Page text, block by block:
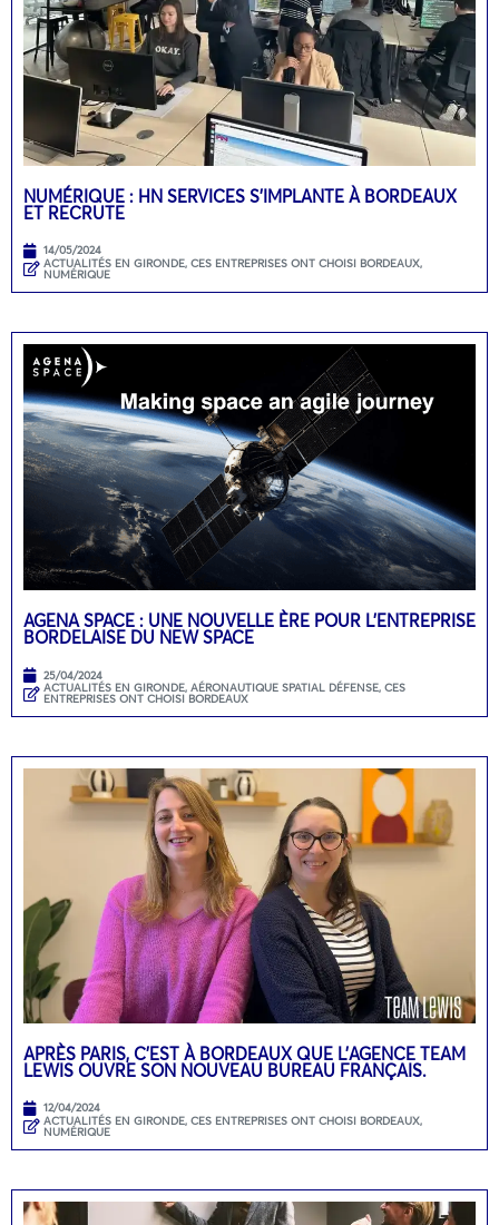
NUMÉRIQUE : HN SERVICES S’IMPLANTE À BORDEAUX
ET RECRUTE
14/05/2024
ACTUALITÉS EN GIRONDE, CES ENTREPRISES ONT CHOISI BORDEAUX,
NUMÉRIQUE
AGENA SPACE : UNE NOUVELLE ÈRE POUR L’ENTREPRISE
BORDELAISE DU NEW SPACE
25/04/2024
ACTUALITÉS EN GIRONDE, AÉRONAUTIQUE SPATIAL DÉFENSE, CES
ENTREPRISES ONT CHOISI BORDEAUX
APRÈS PARIS, C’EST À BORDEAUX QUE L’AGENCE TEAM
LEWIS OUVRE SON NOUVEAU BUREAU FRANÇAIS.
12/04/2024
ACTUALITÉS EN GIRONDE, CES ENTREPRISES ONT CHOISI BORDEAUX,
NUMÉRIQUE